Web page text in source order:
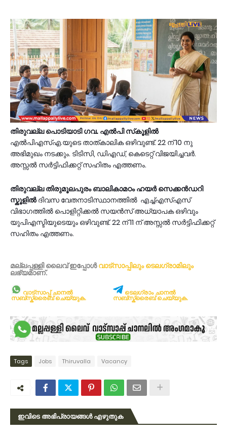
തിരുവല്ല പൊടിയാടി ഗവ. എൽപി സ്‌കൂളിൽ
എൽപിഎസ്എ.യുടെ താത്കാലിക ഒഴിവുണ്ട്. 22 ന് 10 നു
അഭിമുഖം നടക്കും. ടിടിസി, ഡിഎഡ്, കെടെറ്റ് വിജയിച്ചവർ.
അസ്സൽ സർട്ടിഫിക്കറ്റ് സഹിതം എത്തണം.
തിരുവല്ല തിരുമൂലപുരം ബാലികാമഠം ഹയർ സെക്കൻഡറി
സ്കൂളിൽദിവസ വേതനാടിസ്ഥാനത്തിൽ എച്ച്എസ്എസ്
വിഭാഗത്തിൽ പൊളിറ്റിക്കൽ സയൻസ് അധ്യാപക ഒഴിവും
യുപിഎസ്ടിയുടെയും ഒഴിവുണ്ട്. 22 ന് 11 ന് അസ്സൽ സർട്ടിഫിക്കറ്റ്
സഹിതം എത്തണം.
മല്ലപ്പള്ളി ലൈവ് ഇപ്പോള്‍വാട്സാപ്പിലും ടെലഗ്രാമിലും
ലഭ്യമാണ്‌.
വാട്സാപ്പ് ചാനൽ
സബ്സ്ക്രൈബ് ചെയ്യുക.
ടെലഗ്രാം ചാനൽ
സബ്സ്ക്രൈബ് ചെയ്യുക.
Tags Jobs Thiruvalla Vacancy
ഇവിടെ അഭിപ്രായങ്ങൾ എഴുതുക